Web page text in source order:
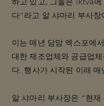
하고 있고, 그들은 iktva에
다”라고 알 샤마리 부사장
이는 매년 담맘 엑스포에
대한 제조업체와 공급업
다. 행사가 시작된 이래
알 샤마리 부사장은 “현